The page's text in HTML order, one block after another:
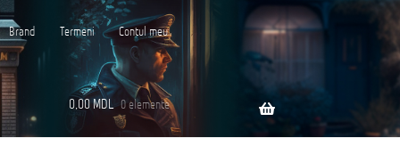
Brand Termeni Contul meu
0,00MDL 0 elemente